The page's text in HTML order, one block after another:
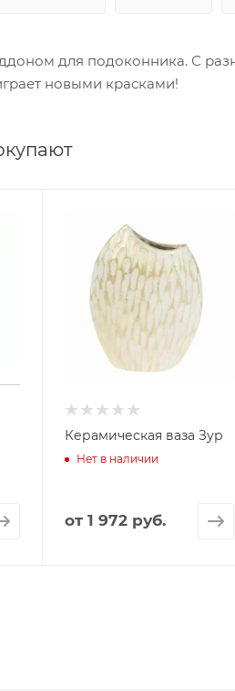
для подоконника. С
новыми красками!
Керамическая ваза Зур
Нет в наличии
от 1 972 руб.